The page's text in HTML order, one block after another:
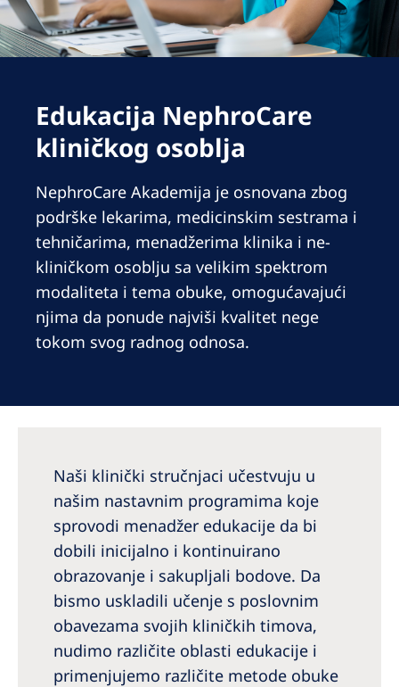
Romania
Russia
Slovakia
Slovenia
Spain
Sweden
Switzerland
United Kingdom
Asia Pacific
Australia
North America
United States of America
NephroCare International
Global Website
Edukacija NephroCare
kliničkog osoblja
NephroCare Akademija je osnovana zbog
podrške lekarima, medicinskim sestrama i
tehničarima, menadžerima klinika i ne-
kliničkom osoblju sa velikim spektrom
modaliteta i tema obuke, omogućavajući
njima da ponude najviši kvalitet nege
tokom svog radnog odnosa.
Naši klinički stručnjaci učestvuju u
našim nastavnim programima koje
sprovodi menadžer edukacije da bi
dobili inicijalno i kontinuirano
obrazovanje i sakupljali bodove. Da
bismo uskladili učenje s poslovnim
obavezama svojih kliničkih timova,
nudimo različite oblasti edukacije i
primenjujemo različite metode obuke